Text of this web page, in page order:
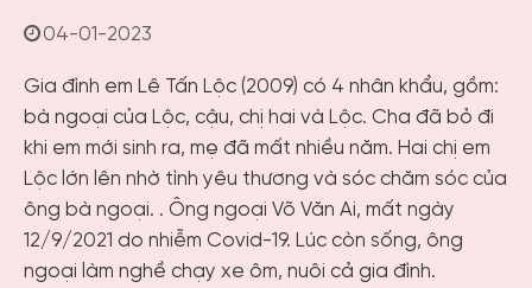
04-01-2023
Gia đình em Lê Tấn Lộc (2009) có 4 nhân khẩu, gồm:
bà ngoại của Lộc, cậu, chị hai và Lộc. Cha đã bỏ đi
khi em mới sinh ra, mẹ đã mất nhiều năm. Hai chị em
Lộc lớn lên nhờ tình yêu thương và sóc chăm sóc của
ông bà ngoại. . Ông ngoại Võ Văn Ai, mất ngày
12/9/2021 do nhiễm Covid-19. Lúc còn sống, ông
ngoại làm nghề chạy xe ôm, nuôi cả gia đình.